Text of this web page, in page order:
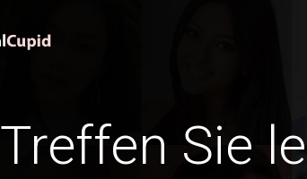
Treffen Sie